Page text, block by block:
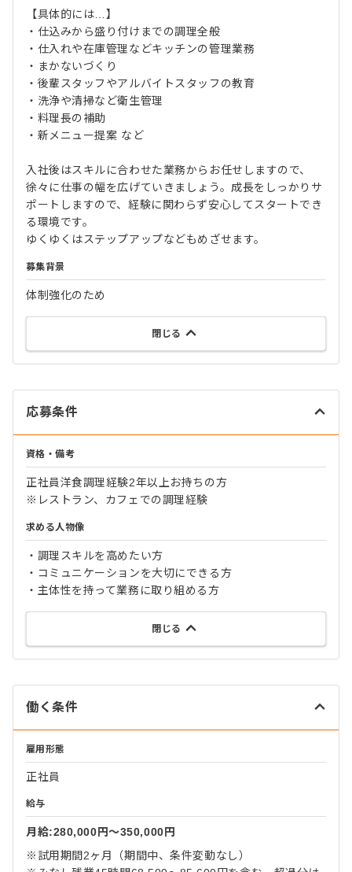
【具体的には…】
・仕込みから盛り付けまでの調理全般
・仕入れや在庫管理などキッチンの管理業務
・まかないづくり
・後輩スタッフやアルバイトスタッフの教育
・洗浄や清掃など衛生管理
・料理長の補助
・新メニュー提案 など
入社後はスキルに合わせた業務からお任せしますので、
徐々に仕事の幅を広げていきましょう。成長をしっかりサ
ポートしますので、経験に関わらず安心してスタートでき
る環境です。
ゆくゆくはステップアップなどもめざせます。
募集背景
体制強化のため
閉じる
応募条件
資格・備考
正社員洋食調理経験2年以上お持ちの方
※レストラン、カフェでの調理経験
求める人物像
・調理スキルを高めたい方
・コミュニケーションを大切にできる方
・主体性を持って業務に取り組める方
閉じる
働く条件
雇用形態
正社員
給与
月給:280,000円〜350,000円
※試用期間2ヶ月（期間中、条件変動なし）